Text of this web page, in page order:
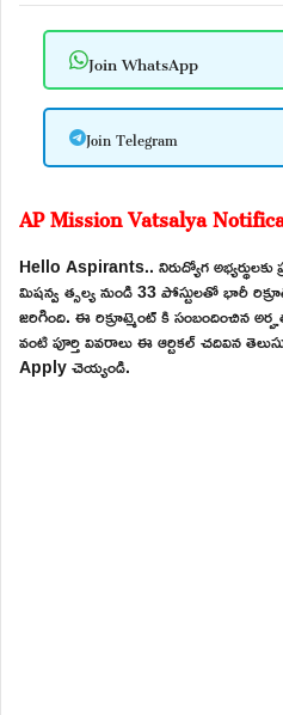
Join WhatsApp
Join Telegram
AP Mission Vatsalya
Hello Aspirants.. నిరుద్యోగ అభ్యర్థులకు
మిషన్వ త్సల్య నుండి 33 పోస్టులతో భారీ
జరిగింది. ఈ రిక్రూట్మెంట్ కి సంబందించిన
వంటి పూర్తి వివరాలు ఈ ఆర్టికల్ చదివిన
Apply చెయ్యండి.